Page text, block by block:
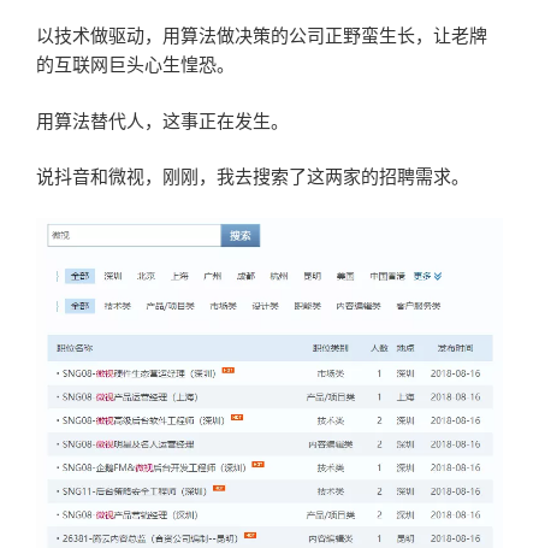
以技术做驱动，用算法做决策的公司正野蛮生长，让老牌
的互联网巨头心生惶恐。
用算法替代人，这事正在发生。
说抖音和微视，刚刚，我去搜索了这两家的招聘需求。